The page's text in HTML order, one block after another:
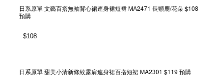
日系原單 文藝百搭無袖背心裙連身裙短裙 MA2471 長頸鹿/花朵 $108
預購
$108
日系原單 甜美小清新條紋露肩連身裙百搭短裙 MA2301 $119 預購